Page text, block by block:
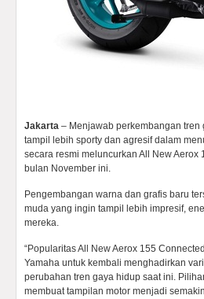
Jakarta – Menjawab perkembangan
tampil lebih sporty dan agresif dalam
secara resmi meluncurkan All New
bulan November ini.
Pengembangan warna dan grafis baru
muda yang ingin tampil lebih impresif,
mereka.
“Popularitas All New Aerox 155
Yamaha untuk kembali menghadirkan
perubahan tren gaya hidup saat ini.
membuat tampilan motor menjadi